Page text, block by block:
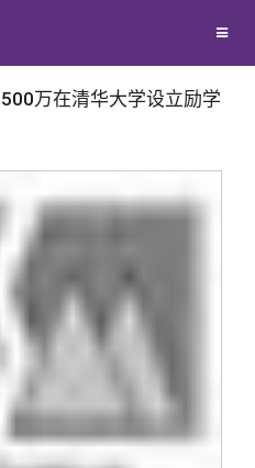
友会
通讯》
万在清华大学设立励学